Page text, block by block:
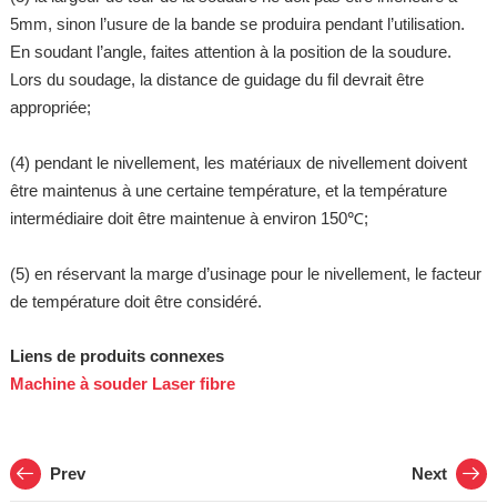
5mm, sinon l’usure de la bande se produira pendant l’utilisation.
En soudant l’angle, faites attention à la position de la soudure.
Lors du soudage, la distance de guidage du fil devrait être
appropriée;
(4) pendant le nivellement, les matériaux de nivellement doivent
être maintenus à une certaine température, et la température
intermédiaire doit être maintenue à environ 150℃;
(5) en réservant la marge d’usinage pour le nivellement, le facteur
de température doit être considéré.
Liens de produits connexes
Machine à souder Laser fibre
Prev Next